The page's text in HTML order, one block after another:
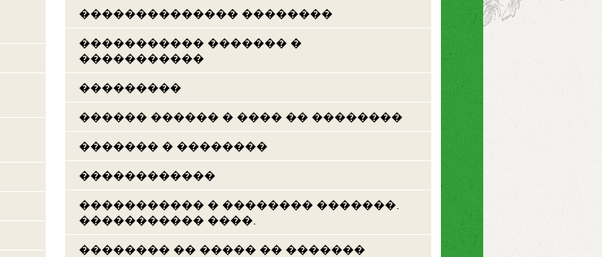
�������������� ��������
����������� ������� �
�����������
���������
������ ������ � ���� �� ��������
������� � ��������
������������
����������� � �������� �������.
����������� ����.
�������� �� ����� �� �������